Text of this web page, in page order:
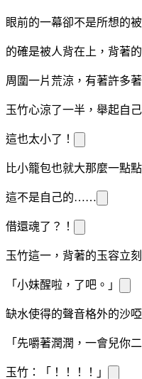
眼前的一幕卻不是所想的
的確是被人背在 上，背著
周圍一片荒涼，有著許多
玉竹心涼了一半，舉起自
這也太小了！
比小籠包也就大那麼一點
這不是自己的……
借還魂了？！
玉竹這一 ，背著的玉容立刻
「小妹醒啦， 了吧。」
缺水使得的聲音格外的沙啞
「先嚼著潤潤 ，一會兒你
玉竹：「！！！！」